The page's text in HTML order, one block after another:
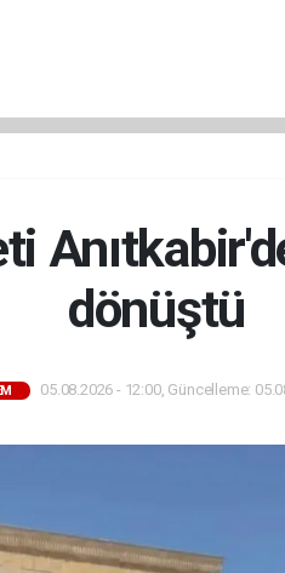
dönüştü
05.08.2026 - 12:00, Güncelleme: